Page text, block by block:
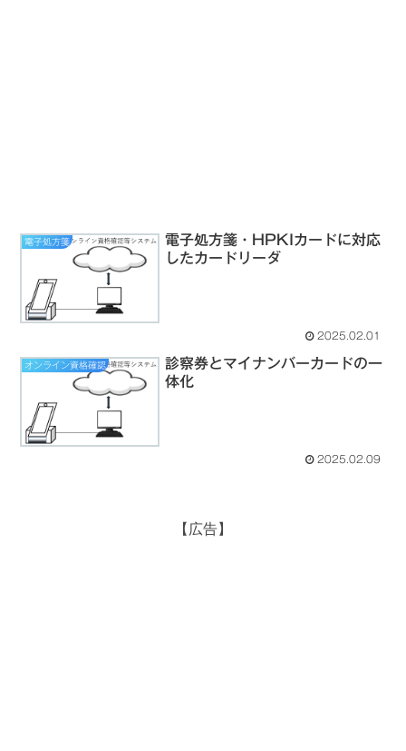
電子処方箋
電子処方箋・HPKIカードに対応
したカードリーダ
2025.02.01
オンライン資格確認
診察券とマイナンバーカードの一
体化
2025.02.09
【広告】